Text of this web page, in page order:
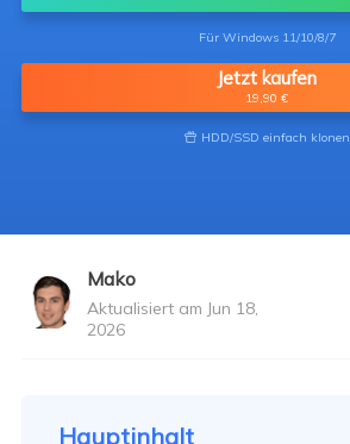
Für Windows 11/10/8/7
Jetzt kaufen
19,90 €
 HDD/SSD einfach klonen
Mako
Aktualisiert am Jun 18,
2026
Hauptinhalt